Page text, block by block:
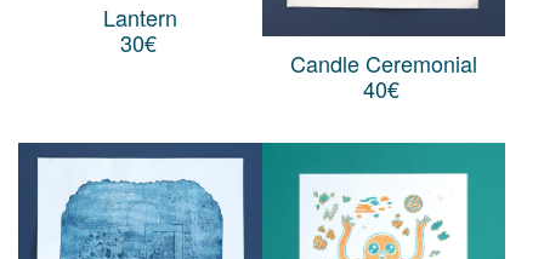
Lantern
30€
Candle Ceremonial
40€